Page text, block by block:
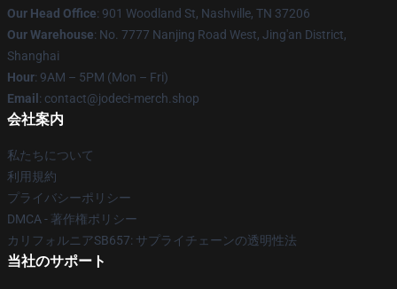
Our Head Office: 901 Woodland St, Nashville, TN 37206
Our Warehouse: No. 7777 Nanjing Road West, Jing'an District,
Shanghai
Hour: 9AM – 5PM (Mon – Fri)
Email : contact@jodeci-merch.shop
会社案内
私たちについて
利用規約
プライバシーポリシー
DMCA - 著作権ポリシー
カリフォルニアSB657: サプライチェーンの透明性法
当社のサポート